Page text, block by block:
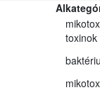
toxinok